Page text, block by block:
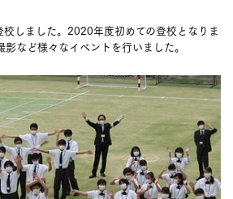
しました。2020年度初めての登校となりま
など様々なイベントを行いました。